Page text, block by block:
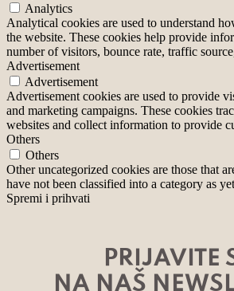
Analytics
Analytical cookies are used to understand
the website. These cookies help provide
number of visitors, bounce rate, traffic
Advertisement
Advertisement
Advertisement cookies are used to provide
and marketing campaigns. These cookies
websites and collect information to provide
Others
Others
Other uncategorized cookies are those that
have not been classified into a category as
Spremi i prihvati
PRIJAVITE
NA NAŠ